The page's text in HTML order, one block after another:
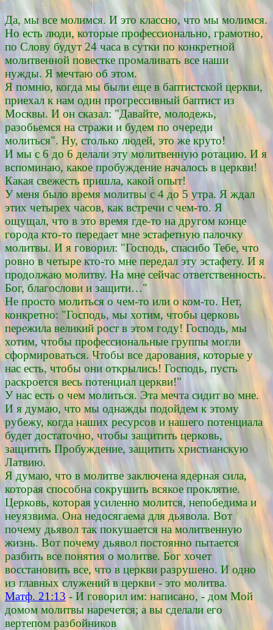
Да, мы все молимся. И это классно, что мы молимся.
Но есть люди, которые профессионально, грамотно,
по Слову будут 24 часа в сутки по конкретной
молитвенной повестке промаливать все наши
нужды. Я мечтаю об этом.
Я помню, когда мы были еще в баптистской церкви,
приехал к нам один прогрессивный баптист из
Москвы. И он сказал: "Давайте, молодежь,
разобьемся на стражи и будем по очереди
молиться". Ну, столько людей, это же круто!
И мы с 6 до 6 делали эту молитвенную ротацию. И я
вспоминаю, какое пробуждение началось в церкви!
Какая свежесть пришла, какой опыт!
У меня было время молитвы с 4 до 5 утра. Я ждал
этих четырех часов, как встречи с чем-то. Я
ощущал, что в это время где-то на другом конце
города кто-то передает мне эстафетную палочку
молитвы. И я говорил: "Господь, спасибо Тебе, что
ровно в четыре кто-то мне передал эту эстафету. И я
продолжаю молитву. На мне сейчас ответственность.
Бог, благослови и защити…"
Не просто молиться о чем-то или о ком-то. Нет,
конкретно: "Господь, мы хотим, чтобы церковь
пережила великий рост в этом году! Господь, мы
хотим, чтобы профессиональные группы могли
сформироваться. Чтобы все дарования, которые у
нас есть, чтобы они открылись! Господь, пусть
раскроется весь потенциал церкви!"
У нас есть о чем молиться. Эта мечта сидит во мне.
И я думаю, что мы однажды подойдем к этому
рубежу, когда наших ресурсов и нашего потенциала
будет достаточно, чтобы защитить церковь,
защитить Пробуждение, защитить христианскую
Латвию.
Я думаю, что в молитве заключена ядерная сила,
которая способна сокрушить всякое проклятие.
Церковь, которая усиленно молится, непобедима и
неуязвима. Она недосягаема для дьявола. Вот
почему дьявол так покушается на молитвенную
жизнь. Вот почему дьявол постоянно пытается
разбить все понятия о молитве. Бог хочет
восстановить все, что в церкви разрушено. И одно
из главных служений в церкви - это молитва.
Матф. 21:13- И говорил им: написано, - дом Мой
домом молитвы наречется; а вы сделали его
вертепом разбойников